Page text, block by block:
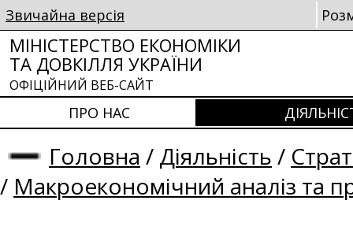
Звичайна версія
МІНІСТЕРСТВО ЕКОНОМІКИ
ТА ДОВКІЛЛЯ УКРАЇНИ
ОФІЦІЙНИЙ ВЕБ-САЙТ
ПРО НАС
Головна / Діяльність /
/ Макроекономічний аналіз та